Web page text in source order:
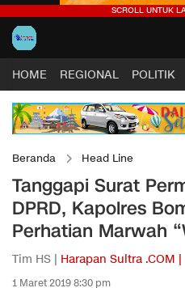
HOME REGIONAL POLITIK
Beranda Head Line
Tanggapi Surat
DPRD, Kapolres
Perhatian Marwah
Tim HS | Harapan Sultra .COM |
1 Maret 2019 8:30 pm